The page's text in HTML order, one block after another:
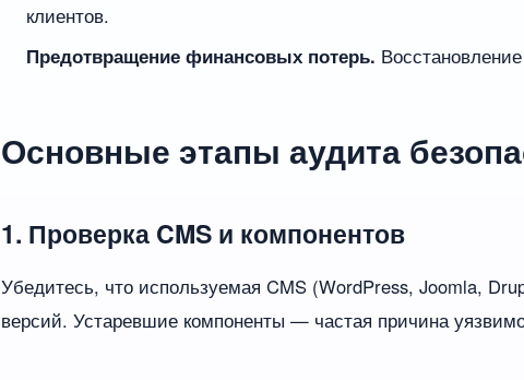
клиентов.
Предотвращение финансовых потерь.
Основные этапы аудита
1. Проверка CMS и компонентов
Убедитесь, что используемая CMS (WordPress, Joomla,
версий. Устаревшие компоненты — частая причина